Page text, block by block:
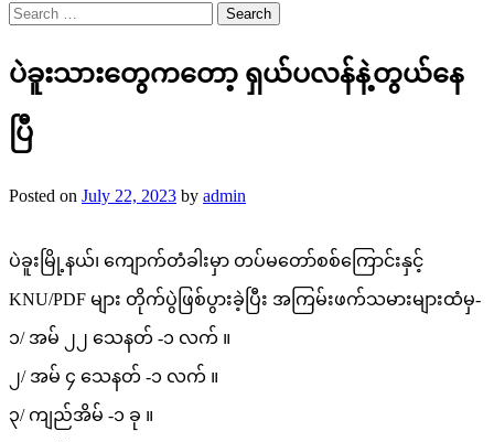
Search
for:
ပဲခူးသားတွေကတော့ ရှယ်ပလန်နဲ့တွယ်နေ
ပြီ
Posted on July 22, 2023 by admin
ပဲခူးမြို့နယ်၊ ကျောက်တံခါးမှာ တပ်မတော်စစ်ကြောင်းနှင့်
KNU/PDF များ တိုက်ပွဲဖြစ်ပွားခဲ့ပြီး အကြမ်းဖက်သမားများထံမှ-
၁/ အမ် ၂၂ သေနတ် -၁ လက် ။
၂/ အမ် ၄ သေနတ် -၁ လက် ။
၃/ ကျည်အိမ် -၁ ခု ။